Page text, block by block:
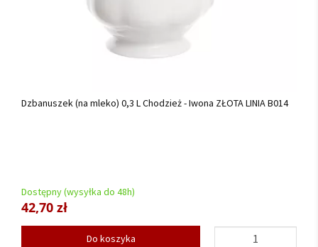
Dzbanuszek (na mleko) 0,3 L Chodzież - Iwona ZŁOTA LINIA B014
Dostępny (wysyłka do 48h)
42,70 zł
Do koszyka